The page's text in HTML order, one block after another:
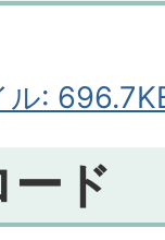
ル:
ド